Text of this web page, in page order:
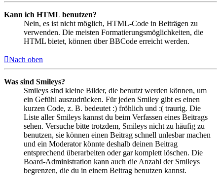
Kann ich HTML benutzen?
Nein, es ist nicht möglich, HTML-Code in Beiträgen zu
verwenden. Die meisten Formatierungsmöglichkeiten, die
HTML bietet, können über BBCode erreicht werden.
Nach oben
Was sind Smileys?
Smileys sind kleine Bilder, die benutzt werden können, um
ein Gefühl auszudrücken. Für jeden Smiley gibt es einen
kurzen Code, z. B. bedeutet :) fröhlich und :( traurig. Die
Liste aller Smileys kannst du beim Verfassen eines Beitrags
sehen. Versuche bitte trotzdem, Smileys nicht zu häufig zu
benutzen, sie können einen Beitrag schnell unlesbar machen
und ein Moderator könnte deshalb deinen Beitrag
entsprechend überarbeiten oder gar komplett löschen. Die
Board-Administration kann auch die Anzahl der Smileys
begrenzen, die du in einem Beitrag benutzen kannst.